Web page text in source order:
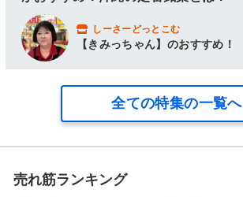
しーさーどっとこむ
【きみっちゃん】のおすすめ！
全ての特集の一覧へ
売れ筋ランキング